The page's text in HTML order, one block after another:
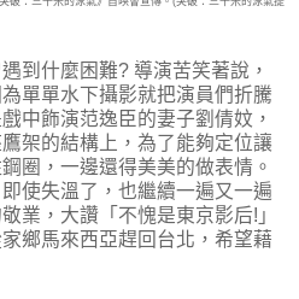
到什麼困難? 導演苦笑著說，
單單水下攝影就把演員們折騰
中飾演范逸臣的妻子劉倩妏，
架的結構上，為了能夠定位讓
圈，一邊還得美美的做表情。
使失溫了，也繼續一遍又一遍
業，大讚「不愧是東京影后!」
鄉馬來西亞趕回台北，希望藉